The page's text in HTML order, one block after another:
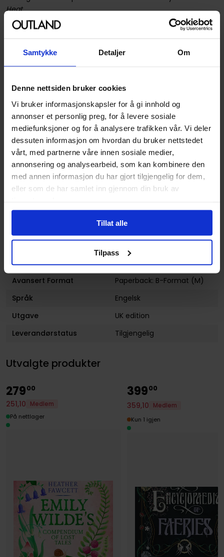
Samtykke Detaljer Om
Denne nettsiden bruker cookies
Vi bruker informasjonskapsler for å gi innhold og
annonser et personlig preg, for å levere sosiale
mediefunksjoner og for å analysere trafikken vår. Vi deler
dessuten informasjon om hvordan du bruker nettstedet
vårt, med partnerne våre innen sosiale medier,
annonsering og analysearbeid, som kan kombinere den
med annen informasjon du har gjort tilgjengelig for dem,
eller som de har samlet inn gjennom din bruk av
Tillat alle
Tilpass
Heat
Varenummer
Opprinnelsesland :
Storbritannia
Format
Paperback
Forfattere
Erin Morgenstern
Sjanger
Folkeeventyr og Myter
Fantasy
Antall Sider
512
Aldersgruppe
Voksen
Avansert Format
Paperback: B-Format (M)
Språk
Engelsk
Utgave
UK edition
Leverandørstatus
Tilgjengelig
Utvalgte produkter
27900
251,10
Medlem
På nettlager
39900
359,10
Medlem
Kun 1 igjen